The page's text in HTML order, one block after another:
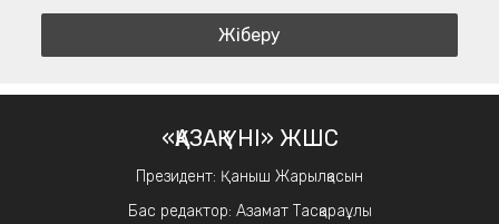
«ҚАЗАҚ ҮНІ» ЖШС
Президент: Қаныш Жарылқасын
Бас редактор: Азамат Тасқараұлы